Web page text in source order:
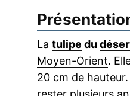
La tulipe du
Moyen-Orient.
20 cm de